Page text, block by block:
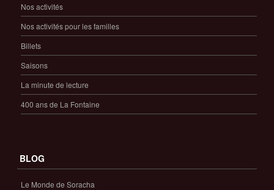
Nos activités
Nos activités pour les familles
Billets
Saisons
La minute de lecture
400 ans de La Fontaine
BLOG
Le Monde de Soracha